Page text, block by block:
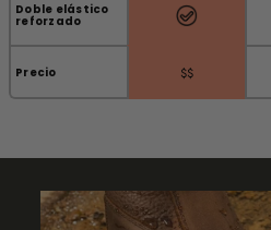
Doble elástico
reforzado
Precio $$